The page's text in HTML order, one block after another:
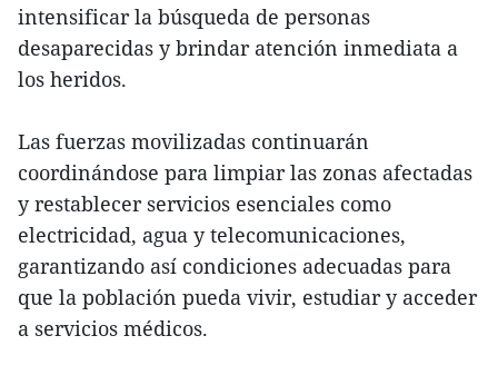
intensificar la búsqueda de personas
desaparecidas y brindar atención inmediata a
los heridos.
Las fuerzas movilizadas continuarán
coordinándose para limpiar las zonas afectadas
y restablecer servicios esenciales como
electricidad, agua y telecomunicaciones,
garantizando así condiciones adecuadas para
que la población pueda vivir, estudiar y acceder
a servicios médicos.